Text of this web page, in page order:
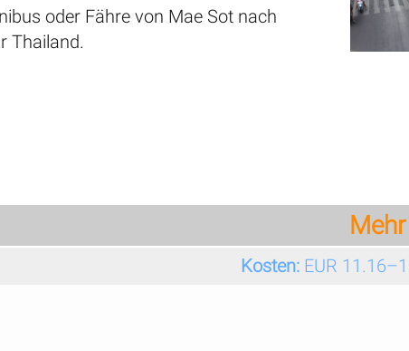
oder Fähre von Mae Sot nach
Thailand.
Kosten: EUR